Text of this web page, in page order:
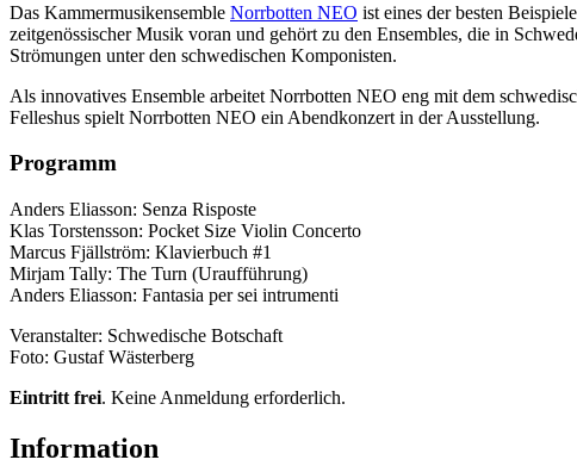
Das Kammermusikensemble Norrbotten NEO ist eines der besten
zeitgenössischer Musik voran und gehört zu den Ensembles, die in
Strömungen unter den schwedischen Komponisten.
Als innovatives Ensemble arbeitet Norrbotten NEO eng mit dem
Felleshus spielt Norrbotten NEO ein Abendkonzert in der Ausstellung.
Programm
Anders Eliasson: Senza Risposte
Klas Torstensson: Pocket Size Violin Concerto
Marcus Fjällström: Klavierbuch #1
Mirjam Tally: The Turn (Uraufführung)
Anders Eliasson: Fantasia per sei intrumenti
Veranstalter: Schwedische Botschaft
Foto: Gustaf Wästerberg
Eintritt frei. Keine Anmeldung erforderlich.
Information